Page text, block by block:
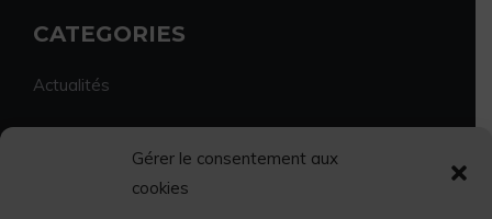
Gérer le consentement aux
cookies
CATEGORIES
Actualités
Economie et vie locale